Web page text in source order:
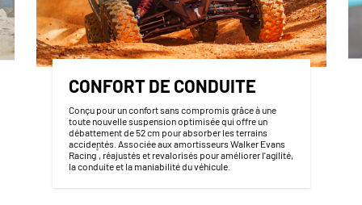
CONFORT DE CONDUITE
Conçu pour un confort sans compromis grâce à une
toute nouvelle suspension optimisée qui offre un
débattement de 52 cm pour absorber les terrains
accidentés. Associée aux amortisseurs Walker Evans
Racing®, réajustés et revalorisés pour améliorer l'agilité,
la conduite et la maniabilité du véhicule.